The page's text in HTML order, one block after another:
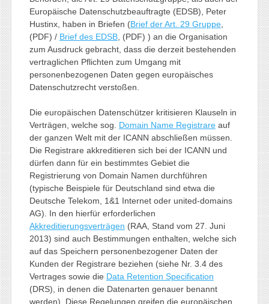
Europäische Datenschutzbeauftragte (EDSB), Peter
Hustinx, haben in Briefen (Brief der Art. 29 Gruppe,
(PDF) / Brief des EDSB, (PDF) ) an die Organisation
zum Ausdruck gebracht, dass die derzeit bestehenden
vertraglichen Pflichten zum Umgang mit
personenbezogenen Daten gegen europäisches
Datenschutzrecht verstoßen.
Die europäischen Datenschützer kritisieren Klauseln in
Verträgen, welche sog. Domain Name Registrareauf
der ganzen Welt mit der ICANN abschließen müssen.
Die Registrare akkreditieren sich bei der ICANN und
dürfen dann für ein bestimmtes Gebiet die
Registrierung von Domain Namen durchführen
(typische Beispiele für Deutschland sind etwa die
Deutsche Telekom, 1&1 Internet oder united-domains
AG). In den hierfür erforderlichen
Akkreditierungsverträgen (RAA, Stand vom 27. Juni
2013) sind auch Bestimmungen enthalten, welche sich
auf das Speichern personenbezogener Daten der
Kunden der Registrare beziehen (siehe Nr. 3.4 des
Vertrages sowie die Data Retention Specification
(DRS), in denen die Datenarten genauer benannt
werden). Diese Regelungen greifen die europäischen